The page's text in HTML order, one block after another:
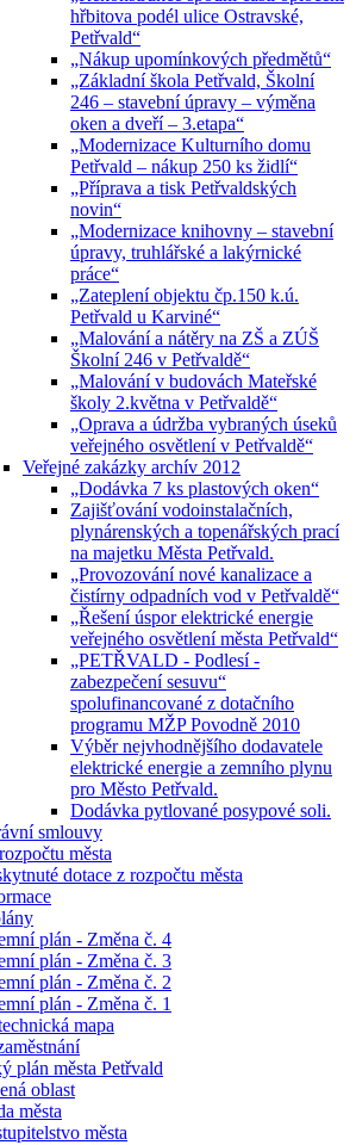
hřbitova podél ulice Ostravské,
Petřvald“
„Nákup upomínkových předmětů“
„Základní škola Petřvald, Školní
246 – stavební úpravy – výměna
oken a dveří – 3.etapa“
„Modernizace Kulturního domu
Petřvald – nákup 250 ks židlí“
„Příprava a tisk Petřvaldských
novin“
„Modernizace knihovny – stavební
úpravy, truhlářské a lakýrnické
práce“
„Zateplení objektu čp.150 k.ú.
Petřvald u Karviné“
„Malování a nátěry na ZŠ a ZÚŠ
Školní 246 v Petřvaldě“
„Malování v budovách Mateřské
školy 2.května v Petřvaldě“
„Oprava a údržba vybraných úseků
veřejného osvětlení v Petřvaldě“
Veřejné zakázky archív 2012
„Dodávka 7 ks plastových oken“
Zajišťování vodoinstalačních,
plynárenských a topenářských prací
na majetku Města Petřvald.
„Provozování nové kanalizace a
čistírny odpadních vod v Petřvaldě“
„Řešení úspor elektrické energie
veřejného osvětlení města Petřvald“
„PETŘVALD - Podlesí -
zabezpečení sesuvu“
spolufinancované z dotačního
programu MŽP Povodně 2010
Výběr nejvhodnějšího dodavatele
elektrické energie a zemního plynu
pro Město Petřvald.
Dodávka pytlované posypové soli.
smlouvy
města
dotace z rozpočtu města
plán - Změna č. 4
plán - Změna č. 3
plán - Změna č. 2
plán - Změna č. 1
mapa
plán města Petřvald
oblast
města
města